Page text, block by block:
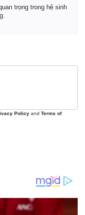
trọng trong hệ sinh
Policy and Terms of